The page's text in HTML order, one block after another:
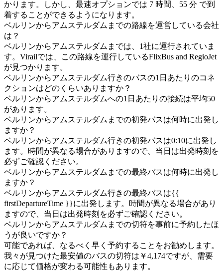
かります。しかし、最速オプションでは 7 時間、55 分 で到
着することができるようになります。
ベルリンからアムステルダムまでの路線を運営している会社
は？
ベルリンからアムステルダムまでは、1社に運行されていま
す。Virailでは、この路線を運行しているFlixBus and RegioJet
が見つかります。
ベルリンからアムステルダム行きのバスの1日あたりのコネ
クションはどのくらいありますか？
ベルリンからアムステルダムへの1日あたりの接続は平均50
があります。
ベルリンからアムステルダムまでの初発バスは何時に出発し
ますか？
ベルリンからアムステルダム行きの初発バスは0:10に出発し
ます。時間が異なる場合がありますので、当日は出発時刻を
必ずご確認ください。
ベルリンからアムステルダムまでの最終バスは何時に出発し
ますか？
ベルリンからアムステルダム行きの最終バスは{{
firstDepartureTime }}に出発します。時間が異なる場合があり
ますので、当日は出発時刻を必ずご確認ください。
ベルリンからアムステルダムまでの切符を事前に予約したほ
うが良いですか？
可能であれば、なるべく早く予約することをお勧めします。
我々が見つけた最安値のバスの切符は￥4,174ですが、需要
に応じて価格が変わる可能性もあります。